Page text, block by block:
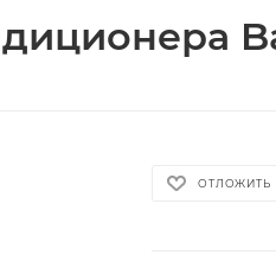
ОТЛОЖИТЬ